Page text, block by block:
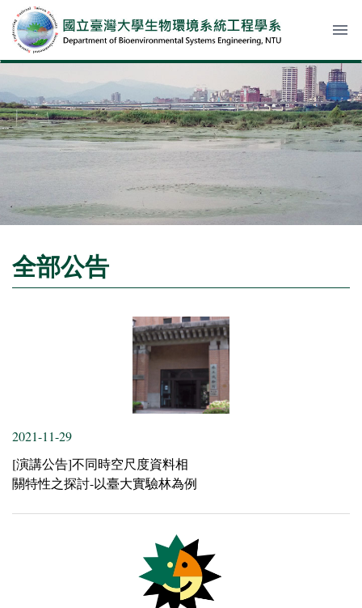
menu
全部公告
2021-11-29
[演講公告]不同時空尺度資料相
關特性之探討-以臺大實驗林為例